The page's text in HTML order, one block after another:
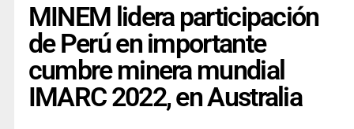
MINEM lidera participación
de Perú en importante
cumbre minera mundial
IMARC 2022, en Australia